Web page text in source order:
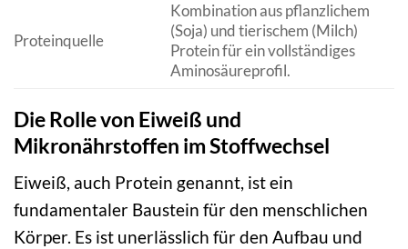
Proteinquelle
Kombination aus pflanzlichem
(Soja) und tierischem (Milch)
Protein für ein vollständiges
Aminosäureprofil.
Die Rolle von Eiweiß und
Mikronährstoffen im Stoffwechsel
Eiweiß, auch Protein genannt, ist ein
fundamentaler Baustein für den menschlichen
Körper. Es ist unerlässlich für den Aufbau und